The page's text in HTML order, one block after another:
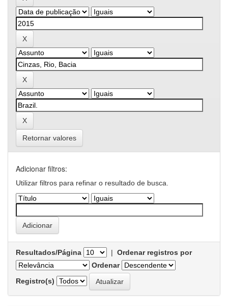
Retornar valores
Adicionar filtros:
Utilizar filtros para refinar o resultado de busca.
Resultados/Página | Ordenar registros por
Ordenar
Registro(s)